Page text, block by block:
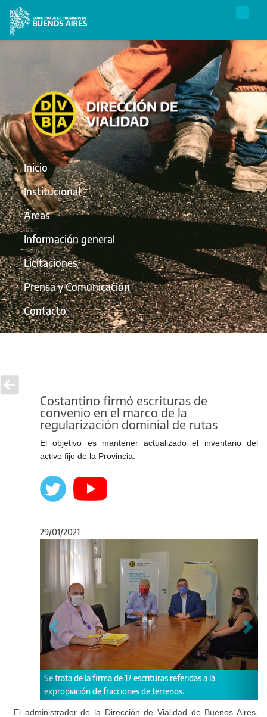
Inicio
Institucional
Áreas
Información general
Licitaciones
Prensa y Comunicación
Contacto
Costantino firmó escrituras de
convenio en el marco de la
regularización dominial de rutas
El objetivo es mantener actualizado el inventario del
activo fijo de la Provincia.
29/01/2021
la firma de 17 escrituras referidas a la
de fracciones de terrenos.
El objetivo es
fijo de la Provincia.
Anterior
El administrador de la Dirección de Vialidad de Buenos Aires,